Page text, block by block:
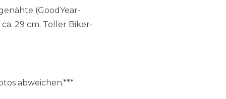
(GoodYear-
29 cm. Toller Biker-
abweichen.***